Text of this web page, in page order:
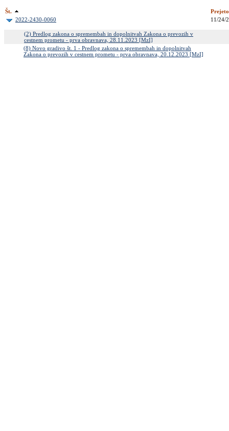
Št.
Prejeto
2022-2430-0060
11/24/
(2) Predlog zakona o spremembah in dopolnitvah Zakona o prevozih v
cestnem prometu - prva obravnava, 28.11.2023 [MzI]
(8) Novo gradivo št. 1 - Predlog zakona o spremembah in dopolnitvah
Zakona o prevozih v cestnem prometu - prva obravnava, 20.12.2023 [MzI]